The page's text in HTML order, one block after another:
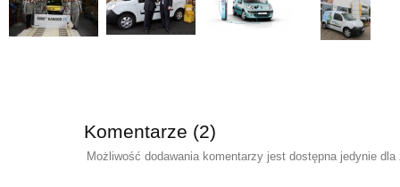
Komentarze (2)
Możliwość dodawania komentarzy jest dostępna jedynie